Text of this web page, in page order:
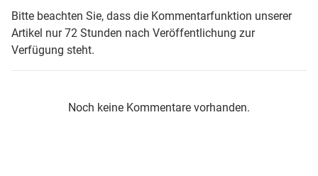
Bitte beachten Sie, dass die Kommentarfunktion unserer
Artikel nur 72 Stunden nach Veröffentlichung zur
Verfügung steht.
Noch keine Kommentare vorhanden.